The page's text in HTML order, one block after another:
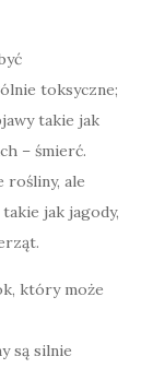
toksyczne;
takie jak
– śmierć.
rośliny, ale
jak jagody,
który może
są silnie